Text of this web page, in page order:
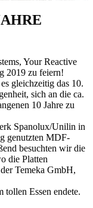
Your Reactive
2019 zu feiern!
gleichzeitig das 10.
sich an die ca.
10 Jahre zu
Spanolux/Unilin in
genutzten MDF-
besuchten wir die
die Platten
Temeka GmbH,
tollen Essen endete.